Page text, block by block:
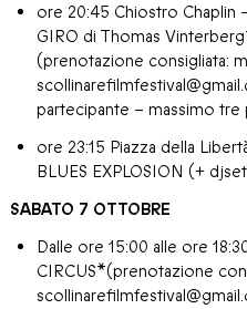
ore 20:45 Chiostro Chaplin
GIRO di Thomas
(prenotazione consigliata:
partecipante – massimo
ore 23:15 Piazza della
BLUES EXPLOSION (+
SABATO 7 OTTOBRE
Dalle ore 15:00 alle ore
CIRCUS*(prenotazione